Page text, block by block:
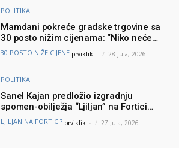
POLITIKA
Mamdani pokreće gradske trgovine sa
30 posto nižim cijenama: “Niko neće
brinuti može li prehraniti svoju porodicu”
30 POSTO NIŽE CIJENE prviklik - 28 Jula, 2026
POLITIKA
Sanel Kajan predložio izgradnju
spomen-obilježja “Ljiljan” na Fortici
iznad Mostara – Podšku ideji dao i
Muhamed ef. Velić
LJILJAN NA FORTICI? prviklik - 27 Jula, 2026